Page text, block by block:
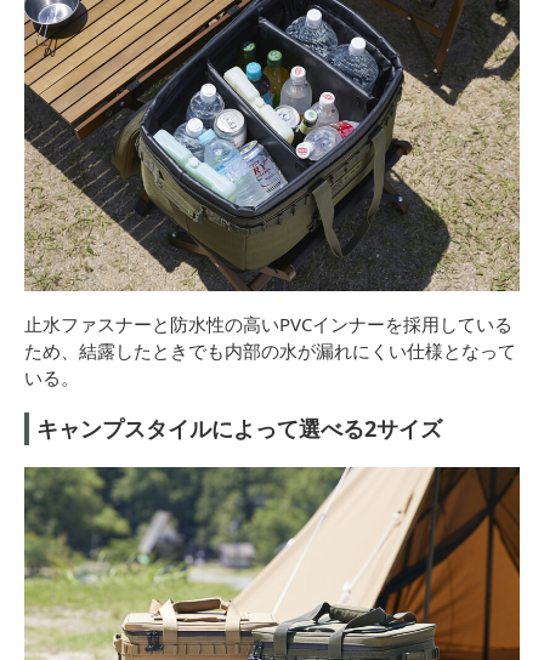
止水ファスナーと防水性の高いPVCインナーを採用している
ため、結露したときでも内部の水が漏れにくい仕様となって
いる。
キャンプスタイルによって選べる2サイズ